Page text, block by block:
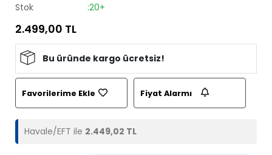
Stok
:20+
2.499,00 TL
Bu üründe kargo ücretsiz!
Favorilerime Ekle Fiyat Alarmı
Havale/EFT ile 2.449,02 TL